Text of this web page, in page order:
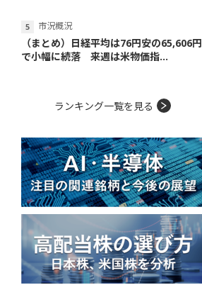
市況概況
（まとめ）日経平均は76円安の65,606円
で小幅に続落 来週は米物価指...
ランキング一覧を見る